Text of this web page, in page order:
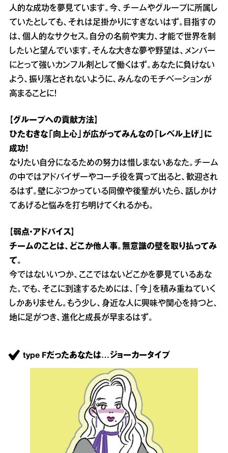
人的な成功を夢見ています。今、チームやグループに所属し
ていたとしても、それは足掛かりにすぎないはず。目指すの
は、個人的なサクセス。自分の名前や実力、才能で世界を制
したいと望んでいます。そんな大きな夢や野望は、メンバー
にとって強いカンフル剤として働くはず。あなたに負けない
よう、振り落とされないように、みんなのモチベーションが
高まることに！
【グループへの貢献方法】
ひたむきな「向上心」が広がってみんなの「レベル上げ」に
成功！
なりたい自分になるための努力は惜しまないあなた。チーム
の中ではアドバイザーやコーチ役を買って出ると、歓迎され
るはず。壁にぶつかっている同僚や後輩がいたら、話しかけ
てあげると悩みを打ち明けてくれるかも。
【弱点・アドバイス】
チームのことは、どこか他人事。無意識の壁を取り払ってみ
て。
今ではないいつか、ここではないどこかを夢見ているあな
た。でも、そこに到達するためには、「今」を積み重ねていく
しかありません。もう少し、身近な人に興味や関心を持つと、
地に足がつき、進化と成長が早まるはず。
type Fだったあなたは…ジョーカータイプ